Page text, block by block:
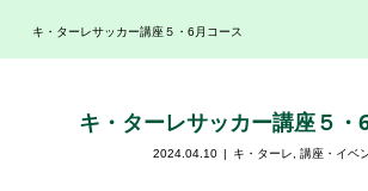
キ・ターレサッカー講座５・6月コース
キ・ターレサッカー講座５・
2024.04.10 キ・ターレ 講座・イベ